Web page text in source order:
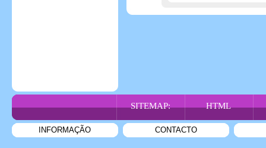
SITEMAP: HTML
INFORMAÇÃO CONTACTO